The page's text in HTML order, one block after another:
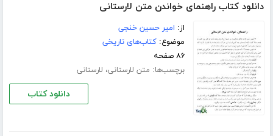
دانلود کتاب راهنمای خواندن متن لارستانی
از: امیر حسین خنجی
موضوع:کتاب‌های تاریخی
۸۶ صفحه
برچسب‌ها: متن لارستانی، لارستانی
دانلود کتاب